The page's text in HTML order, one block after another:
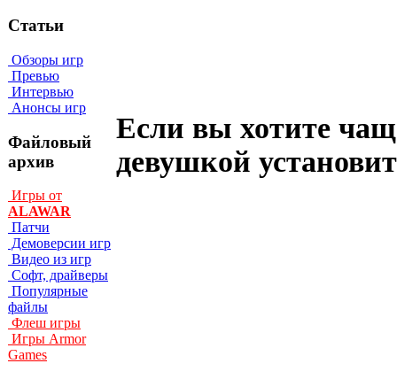
Статьи
Обзоры игр
Превью
Интервью
Анонсы игр
Файловый
архив
Игры от
ALAWAR
Патчи
Демоверсии игр
Видео из игр
Софт, драйверы
Популярные
файлы
Флеш игры
Игры Armor
Games
Если вы хотите
девушкой